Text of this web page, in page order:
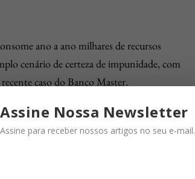
ano a ano milhares de recursos
cenário de certeza de impunidade, com
caso do Banco Master.
e com efetividade, o que na atual
sem precedentes no Sistema
a insegurança dos investidores no Brasil,
em investir nesse país seus
Assine Nossa Newsletter
Assine para receber nossos artigos no seu e-mail.